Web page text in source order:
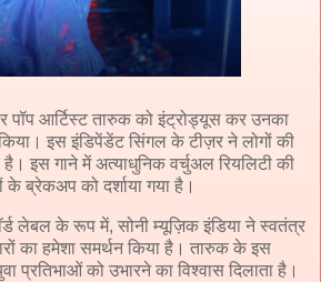
पॉप आर्टिस्ट तारुक को इंट्रोड्यूस कर उनका
इस इंडिपेंडेंट सिंगल के टीज़र ने लोगों की
इस गाने में अत्याधुनिक वर्चुअल रियलिटी की
के ब्रेकअप को दर्शाया गया है।
लेबल के रूप में, सोनी म्यूज़िक इंडिया ने स्वतंत्र
का हमेशा समर्थन किया है। तारुक के इस
प्रतिभाओं को उभारने का विश्वास दिलाता है।